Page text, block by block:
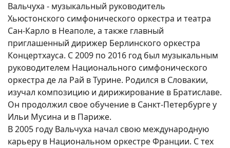
Вальчуха - музыкальный руководитель
Хьюстонского симфонического оркестра и театра
Сан-Карло в Неаполе, а также главный
приглашенный дирижер Берлинского оркестра
Концертхауса. С 2009 по 2016 год был музыкальным
руководителем Национального симфонического
оркестра де ла Рай в Турине. Родился в Словакии,
изучал композицию и дирижирование в Братиславе.
Он продолжил свое обучение в Санкт-Петербурге у
Ильи Мусина и в Париже.
В 2005 году Вальчуха начал свою международную
карьеру в Национальном оркестре Франции. С тех